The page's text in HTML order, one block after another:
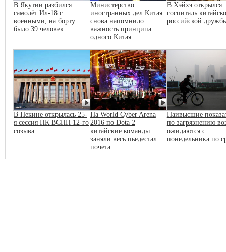
В Якутии разбился
самолёт Ил-18 с
военными, на борту
было 39 человек
Министерство
иностранных дел Китая
снова напомнило
важность принципа
одного Китая
В Хэйхэ открылся
госпиталь
российской
В Пекине открылась 25-
я сессия ПК ВСНП 12-го
созыва
На World Cyber Arena
2016 по Dota 2
китайские команды
заняли весь пьедестал
почета
Наивысшие
по загрязнению
ожидаются с
понедельника по